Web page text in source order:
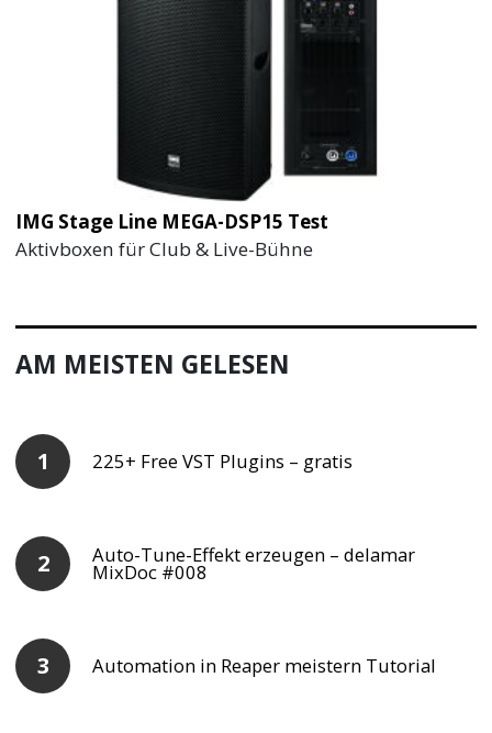
IMG Stage Line MEGA-DSP15 Test
Aktivboxen für Club & Live-Bühne
AM MEISTEN GELESEN
225+ Free VST Plugins – gratis
Auto-Tune-Effekt erzeugen – delamar
MixDoc #008
Automation in Reaper meistern Tutorial